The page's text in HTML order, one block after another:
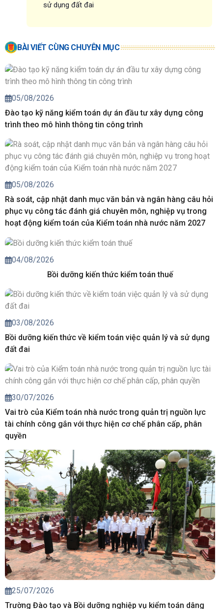
sử dụng đất đai
BÀI VIẾT CÙNG CHUYÊN MỤC
05/08/2026
Đào tạo kỹ năng kiểm toán dự án đầu tư xây dựng công
trình theo mô hình thông tin công trình
05/08/2026
Rà soát, cập nhật danh mục văn bản và ngân hàng câu hỏi
phục vụ công tác đánh giá chuyên môn, nghiệp vụ trong
hoạt động kiểm toán của Kiểm toán nhà nước năm 2027
04/08/2026
Bồi dưỡng kiến thức kiểm toán thuế
03/08/2026
Bồi dưỡng kiến thức về kiểm toán việc quản lý và sử dụng
đất đai
30/07/2026
Vai trò của Kiểm toán nhà nước trong quản trị nguồn lực
tài chính công gắn với thực hiện cơ chế phân cấp, phân
quyền
25/07/2026
Trường Đào tạo và Bồi dưỡng nghiệp vụ kiểm toán dâng